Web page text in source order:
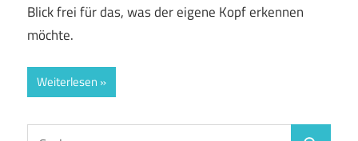
Blick frei für das, was der eigene Kopf erkennen
möchte.
Weiterlesen
Suchen